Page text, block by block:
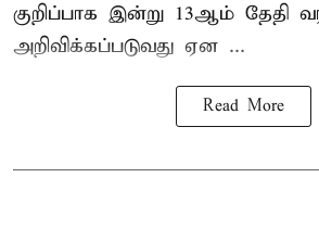
குறிப்பாக இன்று 13ஆம் தேதி
அறிவிக்கப்படுவது ஏன ...
Read More